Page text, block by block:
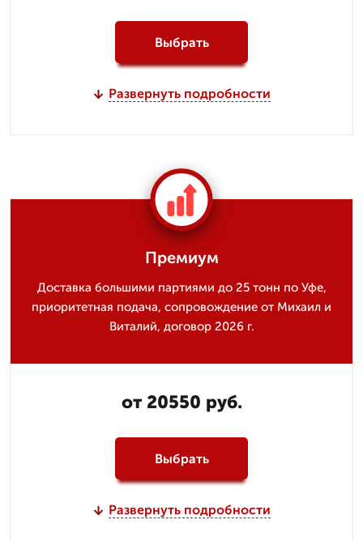
Выбрать
Развернуть подробности
Премиум
Доставка большими партиями до 25 тонн по Уфе,
приоритетная подача, сопровождение от Михаил и
Виталий, договор 2026 г.
от 20550 руб.
Выбрать
Развернуть подробности